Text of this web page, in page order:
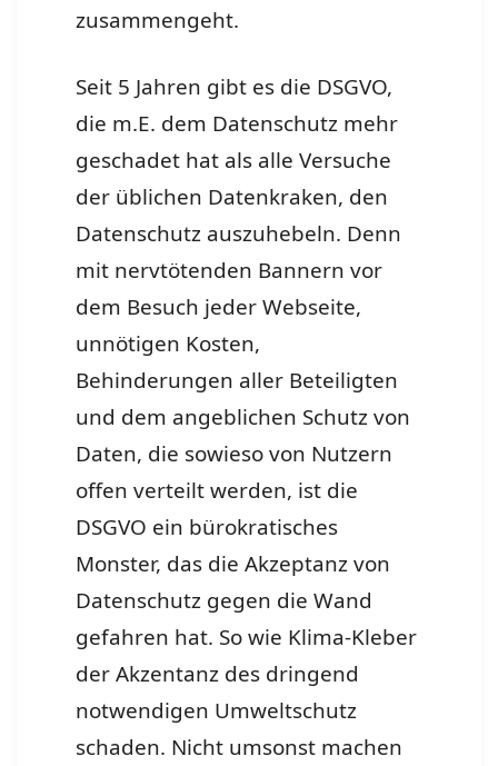
zusammengeht.
Seit 5 Jahren gibt es die DSGVO,
die m.E. dem Datenschutz mehr
geschadet hat als alle Versuche
der üblichen Datenkraken, den
Datenschutz auszuhebeln. Denn
mit nervtötenden Bannern vor
dem Besuch jeder Webseite,
unnötigen Kosten,
Behinderungen aller Beteiligten
und dem angeblichen Schutz von
Daten, die sowieso von Nutzern
offen verteilt werden, ist die
DSGVO ein bürokratisches
Monster, das die Akzeptanz von
Datenschutz gegen die Wand
gefahren hat. So wie Klima-Kleber
der Akzentanz des dringend
notwendigen Umweltschutz
schaden. Nicht umsonst machen